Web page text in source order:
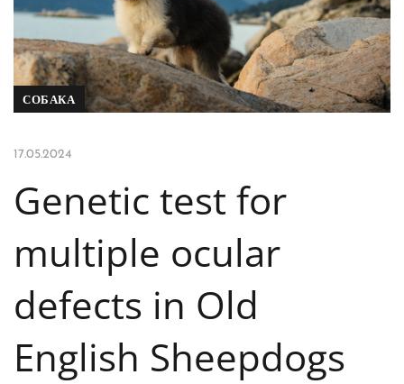
СОБАКА
17.05.2024
Genetic test for
multiple ocular
defects in Old
English Sheepdogs